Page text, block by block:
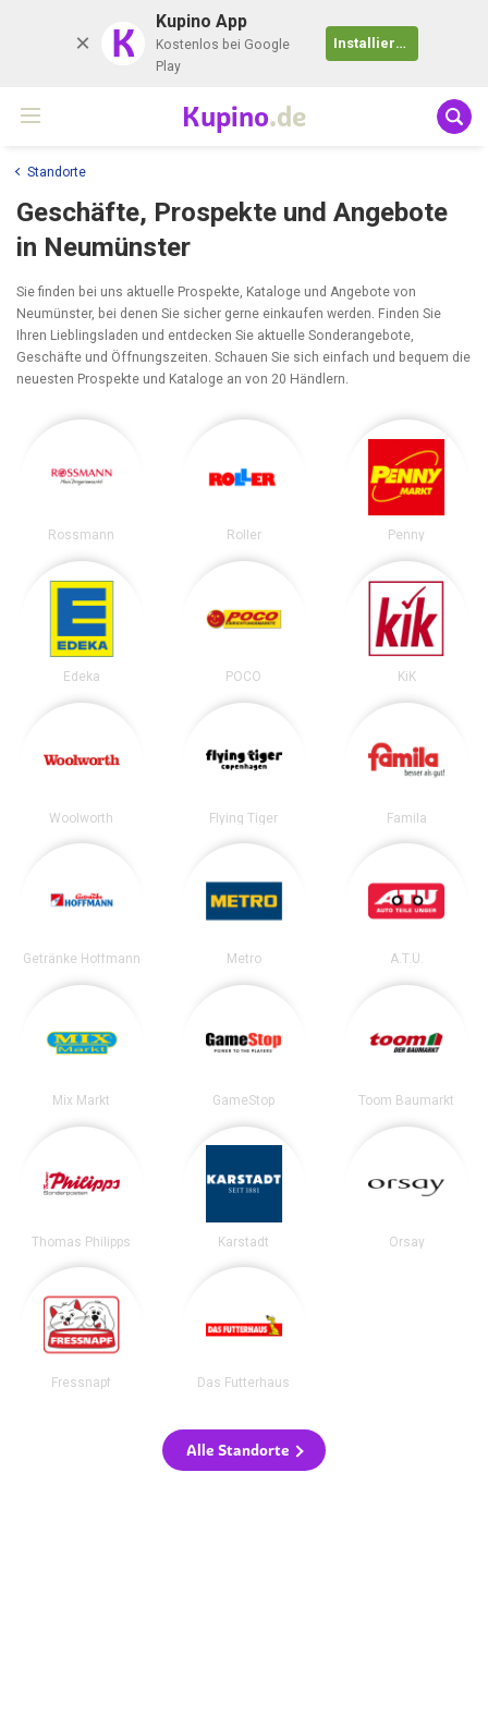
K Kupino App
Kostenlos bei Google
Play
Installieren
Kupino.de
Standorte
Geschäfte, Prospekte und Angebote
in Neumünster
Sie finden bei uns aktuelle Prospekte, Kataloge und Angebote von
Neumünster, bei denen Sie sicher gerne einkaufen werden. Finden Sie
Ihren Lieblingsladen und entdecken Sie aktuelle Sonderangebote,
Geschäfte und Öffnungszeiten. Schauen Sie sich einfach und bequem die
neuesten Prospekte und Kataloge an von 20 Händlern.
Rossmann Roller Penny
Edeka POCO KiK
Woolworth Flying Tiger Famila
Getränke Hoffmann Metro A.T.U.
Mix Markt GameStop Toom Baumarkt
Thomas Philipps Karstadt Orsay
Fressnapf Das Futterhaus
Alle Standorte